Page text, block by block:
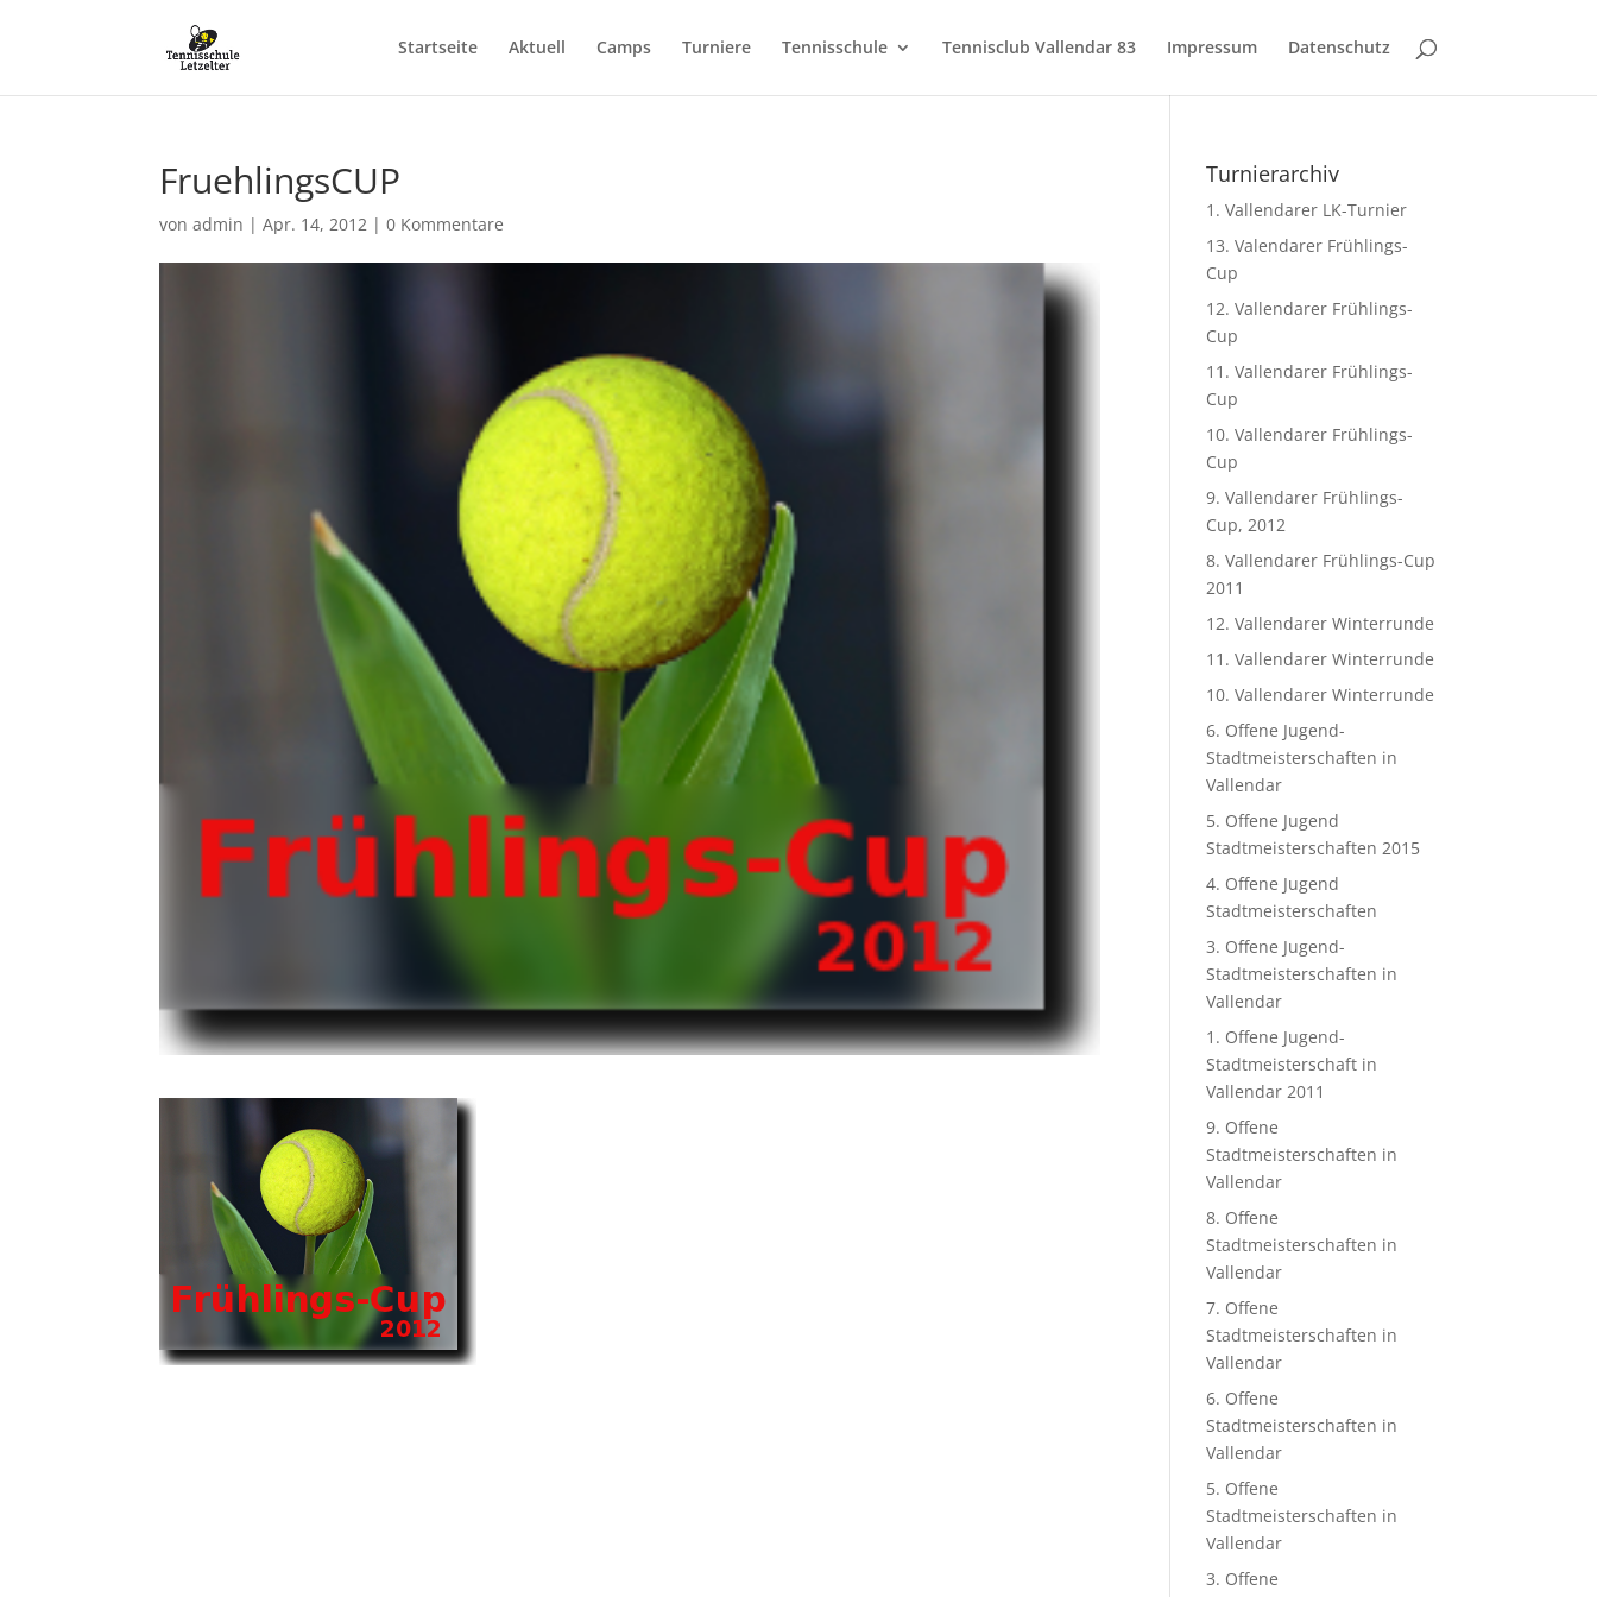
Startseite Aktuell Camps Turniere Tennisschule Tennisclub Vallendar 83 Impressum Datenschutz
FruehlingsCUP
vonadmin |Apr. 14, 2012 |0 Kommentare
Turnierarchiv
1. Vallendarer LK-Turnier
13. Valendarer Frühlings-
Cup
12. Vallendarer Frühlings-
Cup
11. Vallendarer Frühlings-
Cup
10. Vallendarer Frühlings-
Cup
9. Vallendarer Frühlings-
Cup, 2012
8. Vallendarer Frühlings-Cup
2011
12. Vallendarer Winterrunde
11. Vallendarer Winterrunde
10. Vallendarer Winterrunde
6. Offene Jugend-
Stadtmeisterschaften in
Vallendar
5. Offene Jugend
Stadtmeisterschaften 2015
4. Offene Jugend
Stadtmeisterschaften
3. Offene Jugend-
Stadtmeisterschaften in
Vallendar
1. Offene Jugend-
Stadtmeisterschaft in
Vallendar 2011
9. Offene
Stadtmeisterschaften in
Vallendar
8. Offene
Stadtmeisterschaften in
Vallendar
7. Offene
Stadtmeisterschaften in
Vallendar
6. Offene
Stadtmeisterschaften in
Vallendar
5. Offene
Stadtmeisterschaften in
Vallendar
3. Offene